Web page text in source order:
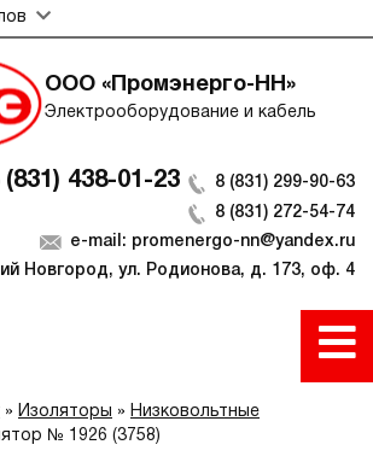
ООО «Промэнерго-НН»
Электрооборудование и кабель
(831) 438-01-23
8 (831) 299-90-63
8 (831) 272-54-74
e-mail: promenergo-nn@yandex.ru
Новгород, ул. Родионова, д. 173, оф. 4
» Изоляторы » Низковольтные
№ 1926 (3758)